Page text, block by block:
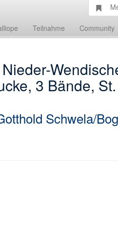
Teilnahme Community
3 Bände,
Schwela/